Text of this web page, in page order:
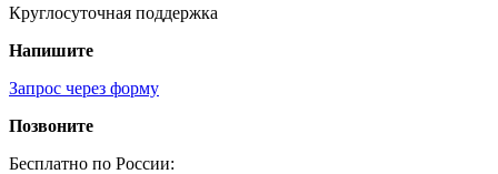
Круглосуточная поддержка
Напишите
Запрос через форму
Позвоните
Бесплатно по России: